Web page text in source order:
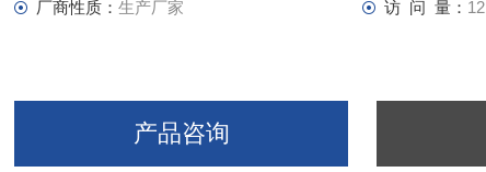
厂商性质： 生产厂家 访 问 量：
产品咨询